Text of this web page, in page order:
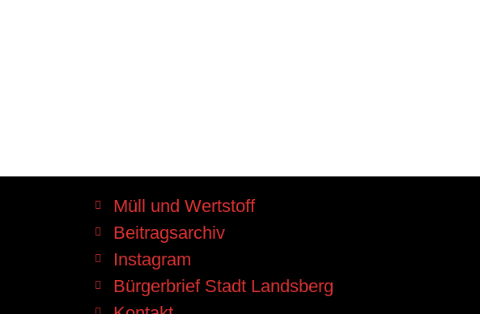
Müll und Wertstoff
Beitragsarchiv
Instagram
Bürgerbrief Stadt Landsberg